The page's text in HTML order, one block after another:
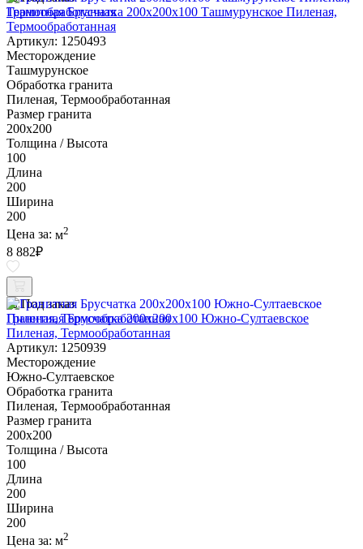
Гранитная Брусчатка 200х200x100 Ташмурунское Пиленая,
Термообработанная
Артикул: 1250493
Месторождение
Ташмурунское
Обработка гранита
Пиленая, Термообработанная
Размер гранита
200х200
Толщина / Высота
100
Длина
200
Ширина
200
Цена за: м2
8 882₽
Под заказ
Гранитная Брусчатка 200х200x100 Южно-Султаевское
Пиленая, Термообработанная
Артикул: 1250939
Месторождение
Южно-Султаевское
Обработка гранита
Пиленая, Термообработанная
Размер гранита
200х200
Толщина / Высота
100
Длина
200
Ширина
200
Цена за: м2